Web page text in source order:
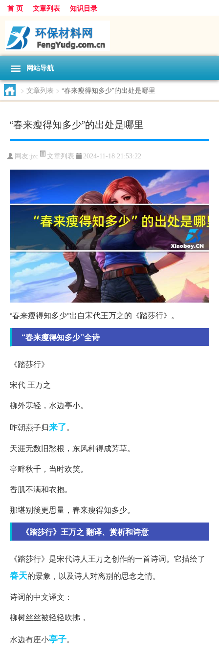
首 页 文章列表 知识目录
网站导航
> 文章列表 > “春来瘦得知多少”的出处是哪里
“春来瘦得知多少”的出处是哪里
网友:jzc 文章列表 2024-11-18 21:53:22
“春来瘦得知多少”出自宋代王万之的《踏莎行》。
“春来瘦得知多少”全诗
《踏莎行》
宋代 王万之
柳外寒轻，水边亭小。
昨朝燕子归来了。
天涯无数旧愁根，东风种得成芳草。
亭畔秋千，当时欢笑。
香肌不满和衣抱。
那堪别後更思量，春来瘦得知多少。
《踏莎行》王万之 翻译、赏析和诗意
《踏莎行》是宋代诗人王万之创作的一首诗词。它描绘了
春天的景象，以及诗人对离别的思念之情。
诗词的中文译文：
柳树丝丝被轻轻吹拂，
水边有座小亭子。